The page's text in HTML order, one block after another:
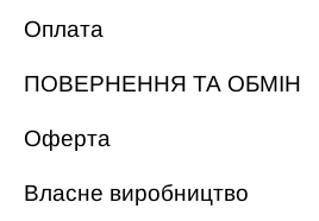
Оплата
ПОВЕРНЕННЯ ТА ОБМІН
Оферта
Власне виробництво